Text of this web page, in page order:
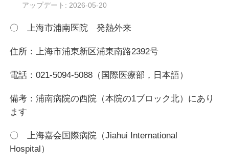
アップデート: 2026-05-20
〇 上海市浦南医院 発熱外来
住所：上海市浦東新区浦東南路2392号
電話：021-5094-5088（国際医療部，日本語）
備考：浦南病院の西院（本院の1ブロック北）にあり
ます
〇 上海嘉会国際病院（Jiahui International
Hospital）